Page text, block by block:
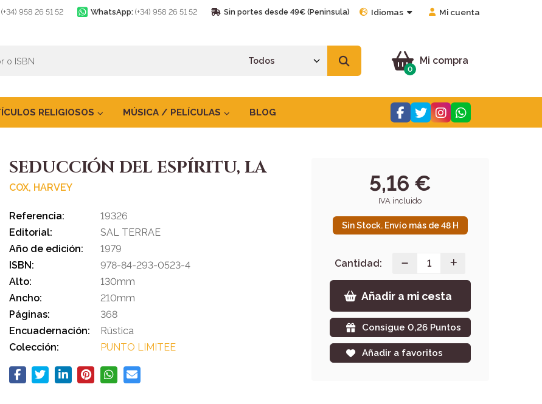
(+34) 958 26 51 52 WhatsApp: (+34) 958 26 51 52 Sin portes desde 49€ (Peninsula) Idiomas Mi cuenta
Mi compra
0
RELIGIOSOS MÚSICA / PELÍCULAS BLOG
SEDUCCIÓN DEL ESPÍRITU, LA
COX, HARVEY
Referencia:
19326
Editorial:
SAL TERRAE
Año de edición:
1979
ISBN:
978-84-293-0523-4
Alto:
130mm
Ancho:
210mm
Páginas:
368
Encuadernación:
Rústica
Colección:
PUNTO LIMITEE
5,16 €
IVA incluido
Sin Stock. Envío más de 48 H
Cantidad:
Añadir a mi cesta
Consigue 0,26 Puntos
Añadir a favoritos